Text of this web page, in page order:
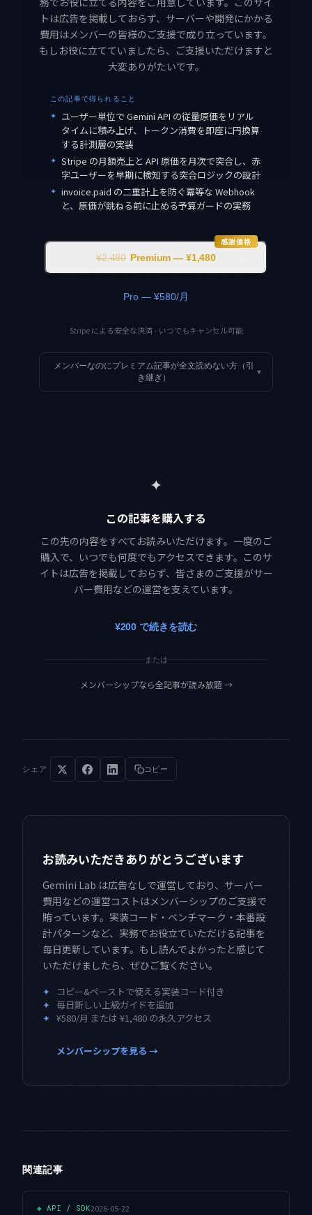
トは広告を掲載しておらず、サーバーや開発にかかる
費用はメンバーの皆様のご支援で成り立っています。
もしお役に立てていましたら、ご支援いただけますと
大変ありがたいです。
この記事で得られること
✦ ユーザー単位で Gemini API の従量原価をリアル
タイムに積み上げ、トークン消費を即座に円換算
する計測層の実装
✦ Stripe の月額売上と API 原価を月次で突合し、赤
字ユーザーを早期に検知する突合ロジックの設計
✦ invoice.paid の二重計上を防ぐ冪等な Webhook
と、原価が跳ねる前に止める予算ガードの実務
感謝価格
¥2,480 Premium — ¥1,480
Pro — ¥580/月
Stripe による安全な決済 · いつでもキャンセル可能
メンバーなのにプレミアム記事が全文読めない方（引
き継ぎ）
▾
✦
この記事を購入する
この先の内容をすべてお読みいただけます。一度のご
購入で、いつでも何度でもアクセスできます。このサ
イトは広告を掲載しておらず、皆さまのご支援がサー
バー費用などの運営を支えています。
¥200 で続きを読む
または
メンバーシップなら全記事が読み放題→
シェア コピー
お読みいただきありがとうございます
Gemini Lab は広告なしで運営しており、サーバー
費用などの運営コストはメンバーシップのご支援で
賄っています。実装コード・ベンチマーク・本番設
計パターンなど、実務でお役立ていただける記事を
毎日更新しています。もし読んでよかったと感じて
いただけましたら、ぜひご覧ください。
✦
コピー&ペーストで使える実装コード付き
✦ 毎日新しい上級ガイドを追加
✦ ¥580/月 または ¥1,480 の永久アクセス
メンバーシップを見る →
関連記事
◈ API / SDK2026-05-22